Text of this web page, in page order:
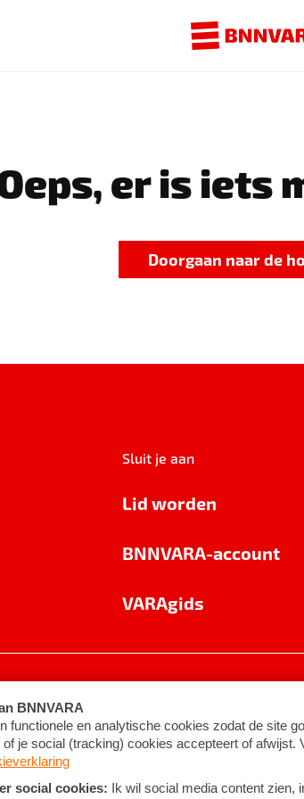
er is iets
Doorgaan naar de
Sluit je aan
Lid worden
BNNVARA-account
VARAgids
voorwaarden ©2026BNNVARA